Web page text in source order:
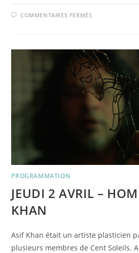
COMMENTAIRES FERMÉSSUR
APÉRO
DU
DOC
–
SONG
FOR
THE
JUNGLE
DE
JEAN-
GABRIEL
PÉRIOT
PROGRAMMATION
JEUDI 2 AVRIL –
KHAN
Asif Khan était un artiste plasticien
plusieurs membres de Cent Soleils.